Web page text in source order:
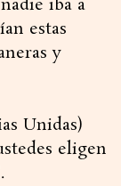
iba a
estas
y
Unidas)
eligen